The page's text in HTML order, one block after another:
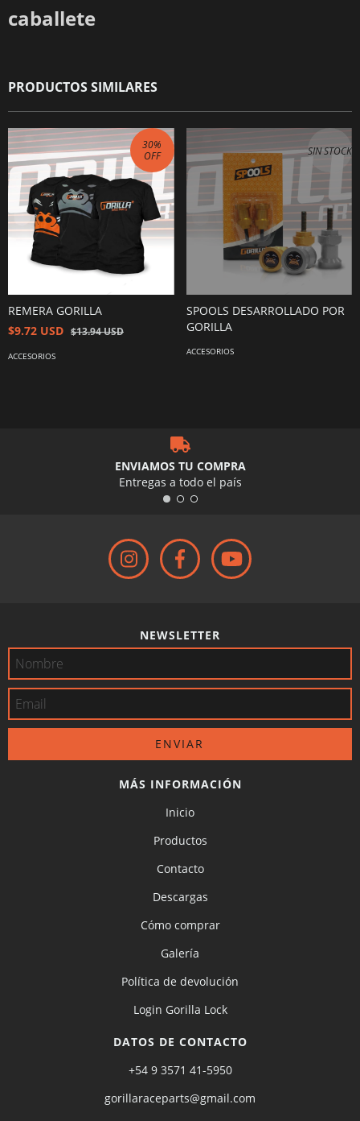
caballete
PRODUCTOS SIMILARES
30%
OFF
REMERA GORILLA
$9.72 USD $13.94 USD
ACCESORIOS
SIN STOCK
SPOOLS DESARROLLADO POR
GORILLA
ACCESORIOS
ENVIAMOS TU COMPRA
Entregas a todo el país
NEWSLETTER
MÁS INFORMACIÓN
Inicio
Productos
Contacto
Descargas
Cómo comprar
Galería
Política de devolución
Login Gorilla Lock
DATOS DE CONTACTO
+54 9 3571 41-5950
gorillaraceparts@gmail.com